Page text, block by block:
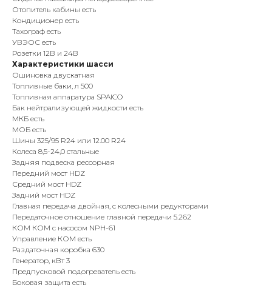
Отопитель кабины есть
Кондиционер есть
Тахограф есть
УВЭОС есть
Розетки 12В и 24В
Характеристики шасси
Ошиновка двускатная
Топливные баки, л 500
Топливная аппаратура SPAICO
Бак нейтрализующей жидкости есть
МКБ есть
МОБ есть
Шины 325/95 R24 или 12.00 R24
Колеса 8,5-24,0 стальные
Задняя подвеска рессорная
Передний мост HDZ
Средний мост HDZ
Задний мост HDZ
Главная передача двойная, с колесными редукторами
Передаточное отношение главной передачи 5.262
КОМ КОМ с насосом NPH-61
Управление КОМ есть
Раздаточная коробка 630
Генератор, кВт 3
Предпусковой подогреватель есть
Боковая защита есть